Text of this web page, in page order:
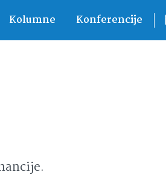
Kolumne Konferencije